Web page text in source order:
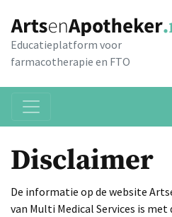
Educatieplatform voor
farmacotherapie en FTO
Disclaimer
De informatie op de website
van Multi Medical Services is